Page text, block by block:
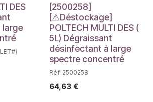
DES
large
Déstockage
[2500258]
[⚠Déstockage]
POLTECH MULTI DES (
5L) Dégraissant
désinfectant à large
spectre concentré
Réf. 2500258
64,63€